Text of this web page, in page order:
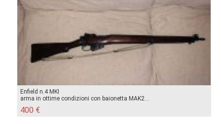
Enfield n.4 MKI
arma in ottime condizioni con baionetta MAK2...
400 €